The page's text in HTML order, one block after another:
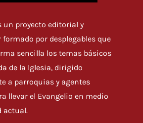
un proyecto editorial y
por desplegables que
sencilla los temas básicos
de la Iglesia, dirigido
a parroquias y agentes
llevar el Evangelio en medio
actual.